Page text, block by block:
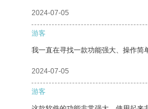
2024-07-05
游客
我一直在寻找一款功能强大、操作简
2024-07-05
游客